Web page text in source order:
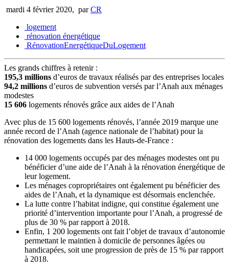
mardi 4 février 2020, parCR
logement
rénovation énergétique
RénovationEnergétiqueDuLogement
Les grands chiffres à retenir :
195,3 millions d’euros de travaux réalisés par des entreprises locales
94,2 millions d’euros de subvention versés par l’Anah aux ménages
modestes
15 606 logements rénovés grâce aux aides de l’Anah
Avec plus de 15 600 logements rénovés, l’année 2019 marque une
année record de l’Anah (agence nationale de l’habitat) pour la
rénovation des logements dans les Hauts-de-France :
14 000 logements occupés par des ménages modestes ont pu
bénéficier d’une aide de l’Anah à la rénovation énergétique de
leur logement.
Les ménages copropriétaires ont également pu bénéficier des
aides de l’Anah, et la dynamique est désormais enclenchée.
La lutte contre l’habitat indigne, qui constitue également une
priorité d’intervention importante pour l’Anah, a progressé de
plus de 30 % par rapport à 2018.
Enfin, 1 200 logements ont fait l’objet de travaux d’autonomie
permettant le maintien à domicile de personnes âgées ou
handicapées, soit une progression de près de 15 % par rapport
à 2018.